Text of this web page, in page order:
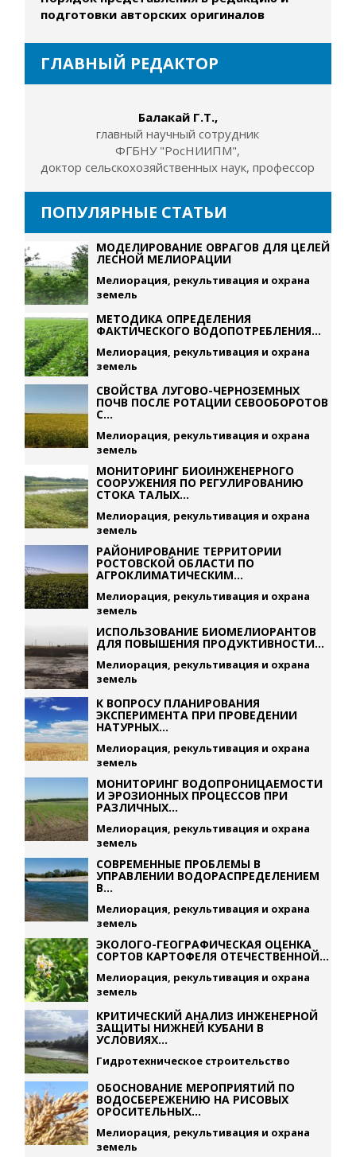
подготовки авторских оригиналов
ГЛАВНЫЙ РЕДАКТОР
Балакай Г.Т.,
главный научный сотрудник
ФГБНУ "РосНИИПМ",
доктор сельскохозяйственных наук, профессор
ПОПУЛЯРНЫЕ СТАТЬИ
МОДЕЛИРОВАНИЕ ОВРАГОВ ДЛЯ ЦЕЛЕЙ
ЛЕСНОЙ МЕЛИОРАЦИИ
Мелиорация, рекультивация и охрана
земель
МЕТОДИКА ОПРЕДЕЛЕНИЯ
ФАКТИЧЕСКОГО ВОДОПОТРЕБЛЕНИЯ...
Мелиорация, рекультивация и охрана
земель
СВОЙСТВА ЛУГОВО-ЧЕРНОЗЕМНЫХ
ПОЧВ ПОСЛЕ РОТАЦИИ СЕВООБОРОТОВ
С...
Мелиорация, рекультивация и охрана
земель
МОНИТОРИНГ БИОИНЖЕНЕРНОГО
СООРУЖЕНИЯ ПО РЕГУЛИРОВАНИЮ
СТОКА ТАЛЫХ...
Мелиорация, рекультивация и охрана
земель
РАЙОНИРОВАНИЕ ТЕРРИТОРИИ
РОСТОВСКОЙ ОБЛАСТИ ПО
АГРОКЛИМАТИЧЕСКИМ...
Мелиорация, рекультивация и охрана
земель
ИСПОЛЬЗОВАНИЕ БИОМЕЛИОРАНТОВ
ДЛЯ ПОВЫШЕНИЯ ПРОДУКТИВНОСТИ...
Мелиорация, рекультивация и охрана
земель
К ВОПРОСУ ПЛАНИРОВАНИЯ
ЭКСПЕРИМЕНТА ПРИ ПРОВЕДЕНИИ
НАТУРНЫХ...
Мелиорация, рекультивация и охрана
земель
МОНИТОРИНГ ВОДОПРОНИЦАЕМОСТИ
И ЭРОЗИОННЫХ ПРОЦЕССОВ ПРИ
РАЗЛИЧНЫХ...
Мелиорация, рекультивация и охрана
земель
СОВРЕМЕННЫЕ ПРОБЛЕМЫ В
УПРАВЛЕНИИ ВОДОРАСПРЕДЕЛЕНИЕМ
В...
Мелиорация, рекультивация и охрана
земель
ЭКОЛОГО-ГЕОГРАФИЧЕСКАЯ ОЦЕНКА
СОРТОВ КАРТОФЕЛЯ ОТЕЧЕСТВЕННОЙ...
Мелиорация, рекультивация и охрана
земель
КРИТИЧЕСКИЙ АНАЛИЗ ИНЖЕНЕРНОЙ
ЗАЩИТЫ НИЖНЕЙ КУБАНИ В
УСЛОВИЯХ...
Гидротехническое строительство
ОБОСНОВАНИЕ МЕРОПРИЯТИЙ ПО
ВОДОСБЕРЕЖЕНИЮ НА РИСОВЫХ
ОРОСИТЕЛЬНЫХ...
Мелиорация, рекультивация и охрана
земель